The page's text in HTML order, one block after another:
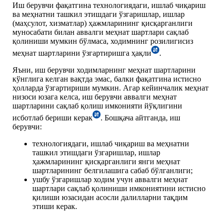
Иш берувчи фақатгина технологиядаги, ишлаб чиқариш
ва меҳнатни ташкил этишдаги ўзгаришлар, ишлар
(маҳсулот, хизматлар) ҳажмларининг қисқарганлиги
муносабати билан аввалги меҳнат шартлари сақлаб
қолиниши мумкин бўлмаса, ходимнинг розилигисиз
меҳнат шартларини ўзгартиришга ҳақли
.
Яъни, иш берувчи ходимларнинг меҳнат шартларини
кўнглига келган вақтда эмас, балки фақатгина истисно
ҳолларда ўзгартириши мумкин. Агар кейинчалик меҳнат
низоси юзага келса, иш берувчи аввалги меҳнат
шартларини сақлаб қолиш имконияти йўқлигини
исботлаб бериши керак
. Бошқача айтганда, иш
берувчи:
технологиядаги, ишлаб чиқариш ва меҳнатни
ташкил этишдаги ўзгаришлар, ишлар
ҳажмларининг қисқарганлиги янги меҳнат
шартларининг белгилашига сабаб бўлганлиги;
ушбу ўзгаришлар ходим учун аввалги меҳнат
шартлари сақлаб қолиниши имкониятини истисно
қилиши юзасидан асосли далилларни тақдим
этиши керак.